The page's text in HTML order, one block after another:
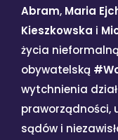
Abram, Maria
Kieszkowska i
życia
obywatelską
wytchnienia
praworządności,
sądów i